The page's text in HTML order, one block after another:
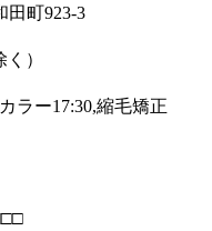
田町923-3
）
ラー17:30,縮毛矯正